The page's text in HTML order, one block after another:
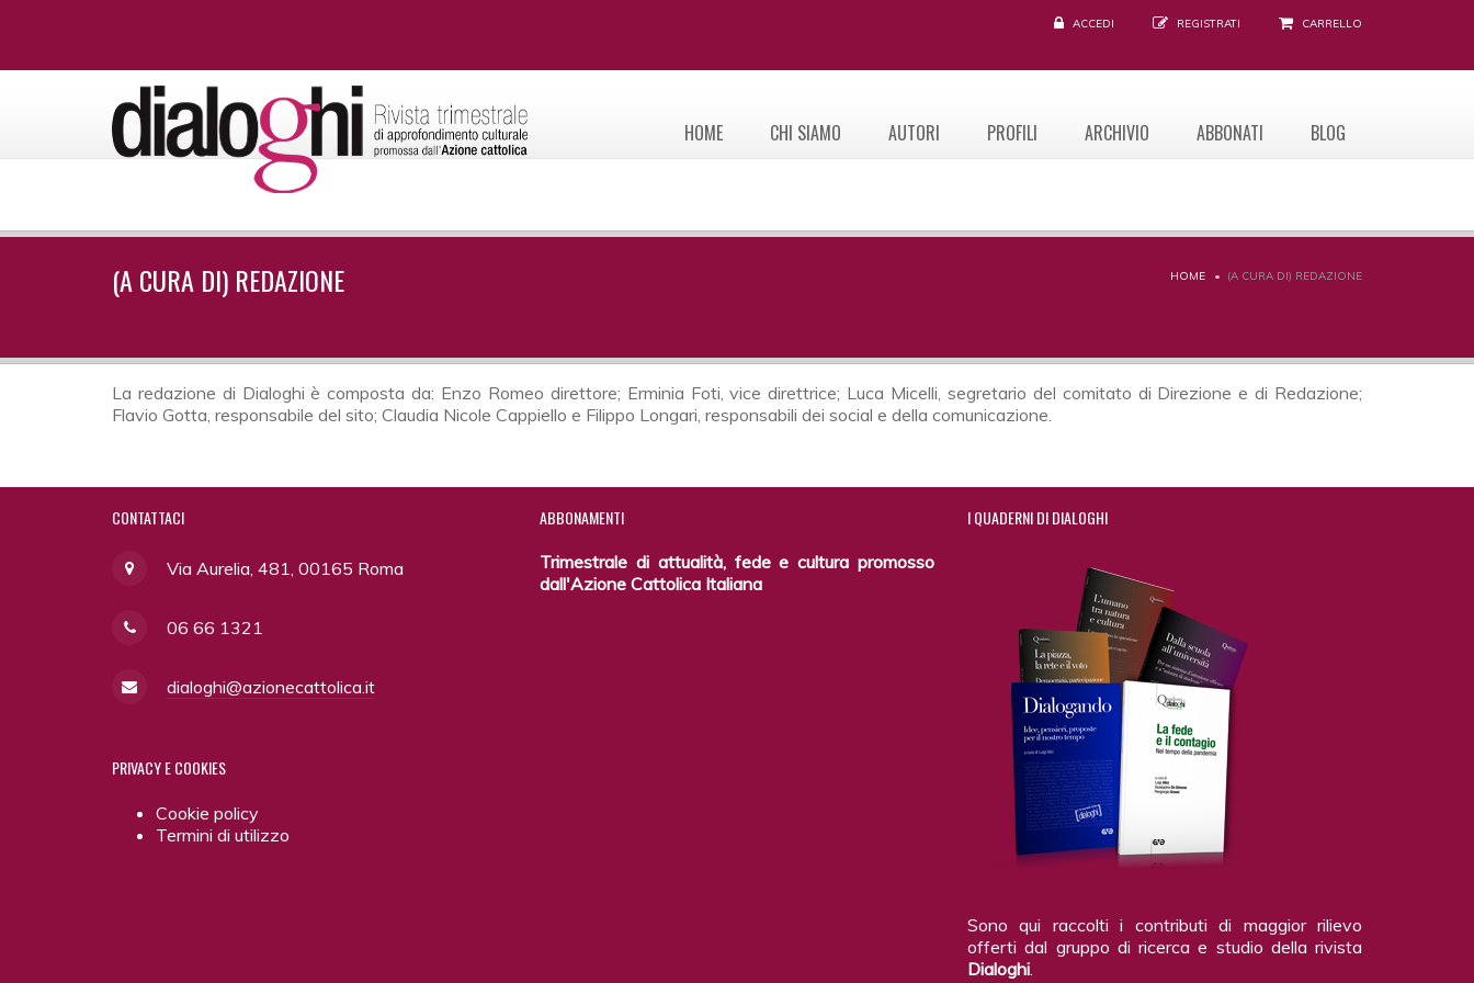
ACCEDI REGISTRATI CARRELLO
HOME CHI SIAMO AUTORI PROFILI ARCHIVIO ABBONATI BLOG
(A CURA DI) REDAZIONE HOME (A CURA DI) REDAZIONE
La redazione di Dialoghi è composta da: Enzo Romeo direttore; Erminia Foti, vice direttrice; Luca Micelli, segretario del comitato di Direzione e di Redazione;
Flavio Gotta, responsabile del sito; Claudia Nicole Cappiello e Filippo Longari, responsabili dei social e della comunicazione.
CONTATTACI
Via Aurelia, 481, 00165 Roma
06 66 1321
dialoghi@azionecattolica.it
PRIVACYE COOKIES
Cookie policy
Termini di utilizzo
ABBONAMENTI
Trimestrale di attualità, fede e cultura promosso
dall'Azione Cattolica Italiana
IQUADERNI DI DIALOGHI
Sono qui raccolti i contributi di maggior rilievo
offerti dal gruppo di ricerca e studio della rivista
Dialoghi.